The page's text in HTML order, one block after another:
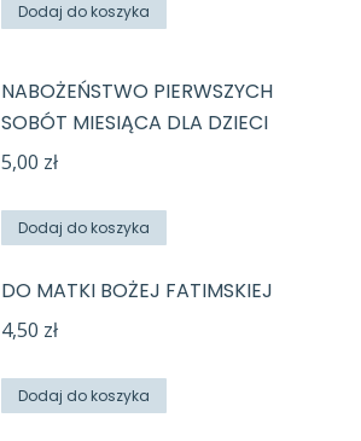
Dodaj do koszyka
NABOŻEŃSTWO PIERWSZYCH
SOBÓT MIESIĄCA DLA DZIECI
5,00 zł
Dodaj do koszyka
DO MATKI BOŻEJ FATIMSKIEJ
4,50 zł
Dodaj do koszyka